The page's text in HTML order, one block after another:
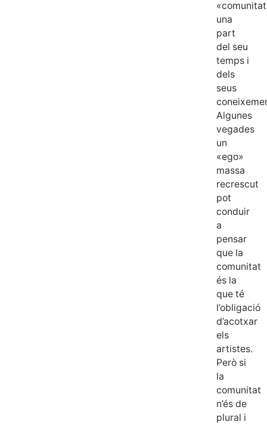
una
part
del seu
temps i
dels
seus
Algunes
vegades
un
«ego»
massa
recrescut
pot
conduir
a
pensar
que la
comunitat
és la
que té
l’obligació
d’acotxar
els
artistes.
Però si
la
comunitat
n’és de
plural i